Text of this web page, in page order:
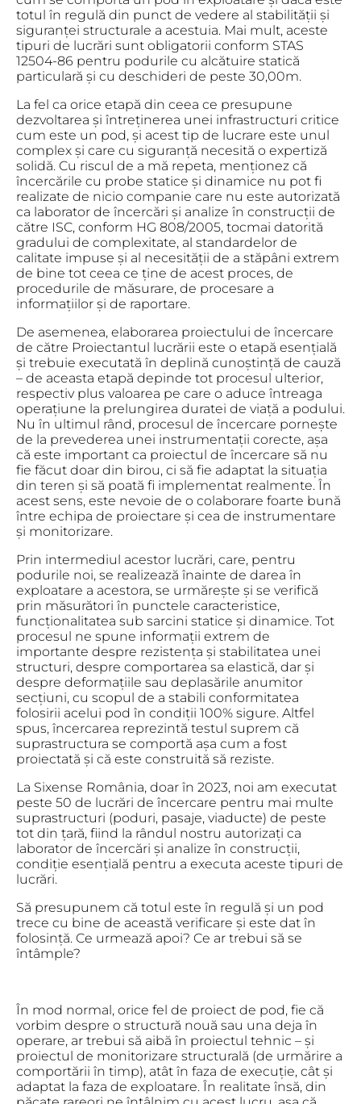
totul în regulă din punct de vedere al stabilității și
siguranței structurale a acestuia. Mai mult, aceste
tipuri de lucrări sunt obligatorii conform STAS
12504-86 pentru podurile cu alcătuire statică
particulară și cu deschideri de peste 30,00m.
La fel ca orice etapă din ceea ce presupune
dezvoltarea și întreținerea unei infrastructuri critice
cum este un pod, și acest tip de lucrare este unul
complex și care cu siguranță necesită o expertiză
solidă. Cu riscul de a mă repeta, menționez că
încercările cu probe statice și dinamice nu pot fi
realizate de nicio companie care nu este autorizată
ca laborator de încercări și analize în construcții de
către ISC, conform HG 808/2005, tocmai datorită
gradului de complexitate, al standardelor de
calitate impuse și al necesității de a stăpâni extrem
de bine tot ceea ce ține de acest proces, de
procedurile de măsurare, de procesare a
informațiilor și de raportare.
De asemenea, elaborarea proiectului de încercare
de către Proiectantul lucrării este o etapă esențială
și trebuie executată în deplină cunoștință de cauză
– de aceasta etapă depinde tot procesul ulterior,
respectiv plus valoarea pe care o aduce întreaga
operațiune la prelungirea duratei de viață a podului.
Nu în ultimul rând, procesul de încercare pornește
de la prevederea unei instrumentații corecte, așa
că este important ca proiectul de încercare să nu
fie făcut doar din birou, ci să fie adaptat la situația
din teren și să poată fi implementat realmente. În
acest sens, este nevoie de o colaborare foarte bună
între echipa de proiectare și cea de instrumentare
și monitorizare.
Prin intermediul acestor lucrări, care, pentru
podurile noi, se realizează înainte de darea în
exploatare a acestora, se urmărește și se verifică
prin măsurători în punctele caracteristice,
funcționalitatea sub sarcini statice și dinamice. Tot
procesul ne spune informații extrem de
importante despre rezistența și stabilitatea unei
structuri, despre comportarea sa elastică, dar și
despre deformațiile sau deplasările anumitor
secțiuni, cu scopul de a stabili conformitatea
folosirii acelui pod în condiții 100% sigure. Altfel
spus, încercarea reprezintă testul suprem că
suprastructura se comportă așa cum a fost
proiectată și că este construită să reziste.
La Sixense România, doar în 2023, noi am executat
peste 50 de lucrări de încercare pentru mai multe
suprastructuri (poduri, pasaje, viaducte) de peste
tot din țară, fiind la rândul nostru autorizați ca
laborator de încercări și analize în construcții,
condiție esențială pentru a executa aceste tipuri de
lucrări.
Să presupunem că totul este în regulă și un pod
trece cu bine de această verificare și este dat în
folosință. Ce urmează apoi? Ce ar trebui să se
întâmple?
În mod normal, orice fel de proiect de pod, fie că
vorbim despre o structură nouă sau una deja în
operare, ar trebui să aibă în proiectul tehnic – și
proiectul de monitorizare structurală (de urmărire a
comportării în timp), atât în faza de execuție, cât și
adaptat la faza de exploatare. În realitate însă, din